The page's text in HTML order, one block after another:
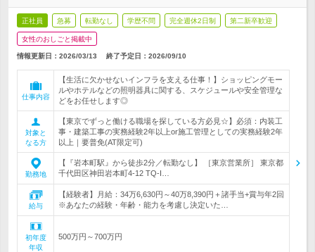
正社員 急募 転勤なし 学歴不問 完全週休2日制 第二新卒歓迎
女性のおしごと掲載中
情報更新日：2026/03/13 終了予定日： 2026/09/10
仕事内容
【生活に欠かせないインフラを支える仕事！】ショッピングモー
ルやホテルなどの照明器具に関する、スケジュールや安全管理な
どをお任せします◎
対象と
なる方
【東京でずっと働ける職場を探している方必見☆】必須：内装工
事・建築工事の実務経験2年以上or施工管理としての実務経験2年
以上｜要普免(AT限定可)
勤務地
【『岩本町駅』から徒歩2分／転勤なし】 ［東京営業所］ 東京都
千代田区神田岩本町4-12 TQ-I…
給与
【経験者】月給：34万6,630円～40万8,390円＋諸手当+賞与年2回
※あなたの経験・年齢・能力を考慮し決定いた…
初年度
年収
500万円～700万円